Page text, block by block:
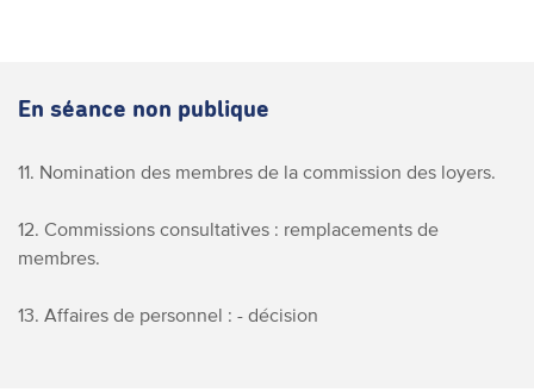
En séance non publique
11. Nomination des membres de la commission des loyers.
12. Commissions consultatives : remplacements de
membres.
13. Affaires de personnel : - décision